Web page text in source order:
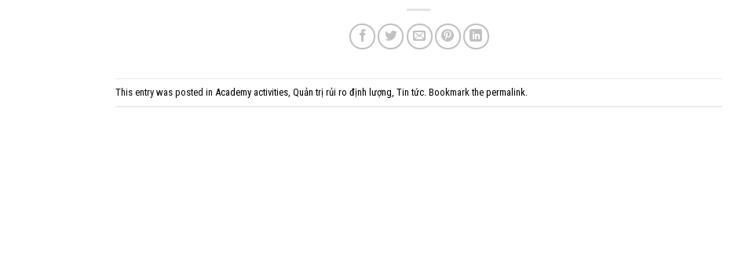
This entry was posted in Academy activities Quản trị rủi ro định lượng Tin tức . Bookmark the permalink